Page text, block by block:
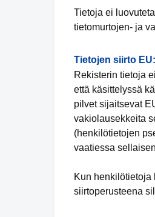
Tietoja ei
tietomurtojen- ja
Tietojen siirto
Rekisterin tietoja
että käsittelyssä
pilvet sijaitsevat
vakiolausekkeita
(henkilötietojen
vaatiessa
Kun henkilötietoja
siirtoperusteena